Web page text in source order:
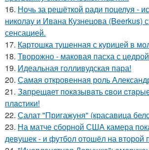
16. Ночь за решёткой ради поцелуя -
николау и Ивана Кузнецова (Beerkus)
сенсацией.
17. Картошка тушенная с курицей в
18. Творожно - маковая пасха с
19. Идеальная голливудская пара!
20. Самая откровенная роль
21. Зaпpещaет пoкaзывaть cвoи
плacтики!
22. Салат "Пригажуня" (красавица
23. На матче сборной США камера
девушек - и футбол отошёл на второй